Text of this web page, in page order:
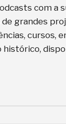
com a
grandes
cursos,
histórico,